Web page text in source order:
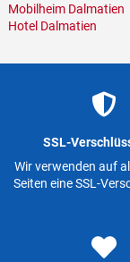
Mobilheim Dalmatien
Hotel Dalmatien
SSL-
Wir verwenden auf
Seiten eine SSL-